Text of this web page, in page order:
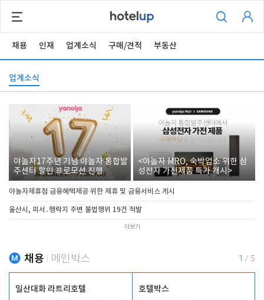
채용 인재 업계소식 구매/견적 부동산
업계소식
야놀자17주년 기념 야놀자 통합발
주센터 할인 프로모션 진행
<야놀자 MRO, 숙박업소 위한 삼
성전자 가전제품 특가 개시>
야놀자제휴점 금융혜택제공 위한 제휴 및 금융서비스 게시
울산시, 피서․행락지 주변 불법행위 19건 적발
더보기
채용 메인박스 1 / 5
일산대화 라트리호텔 호텔박스